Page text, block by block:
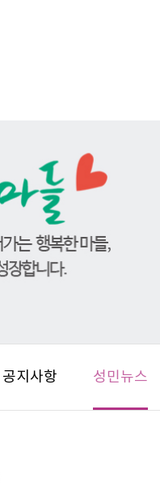
공지사항 성민뉴스